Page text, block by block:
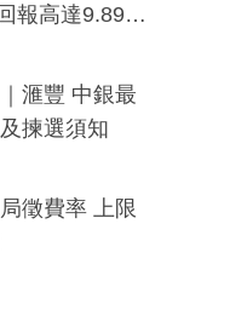
報高達9.89
滙豐 中銀最
揀選須知
徵費率 上限